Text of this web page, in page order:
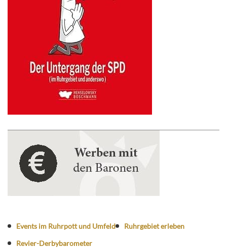
Events im Ruhrpott und Umfeld
Ruhrgebiet erleben
Revier-Derbybarometer